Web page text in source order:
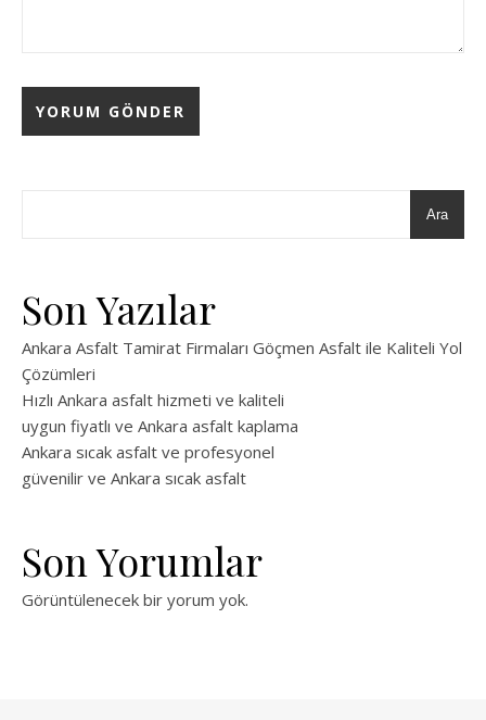
Ara
Son Yazılar
Ankara Asfalt Tamirat Firmaları Göçmen Asfalt ile Kaliteli Yol
Çözümleri
Hızlı Ankara asfalt hizmeti ve kaliteli
uygun fiyatlı ve Ankara asfalt kaplama
Ankara sıcak asfalt ve profesyonel
güvenilir ve Ankara sıcak asfalt
Son Yorumlar
Görüntülenecek bir yorum yok.